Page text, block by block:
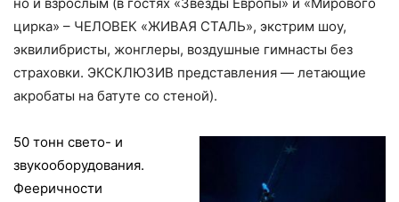
но и взрослым (в гостях «Звезды Европы» и «Мирового
цирка» – ЧЕЛОВЕК «ЖИВАЯ СТАЛЬ», экстрим шоу,
эквилибристы, жонглеры, воздушные гимнасты без
страховки. ЭКСКЛЮЗИВ представления — летающие
акробаты на батуте со стеной).
50 тонн свето- и
звукооборудования.
Фееричности